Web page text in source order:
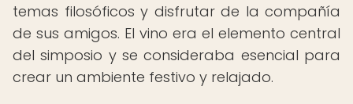
temas filosóficos y disfrutar de la compañía
de sus amigos. El vino era el elemento central
del simposio y se consideraba esencial para
crear un ambiente festivo y relajado.